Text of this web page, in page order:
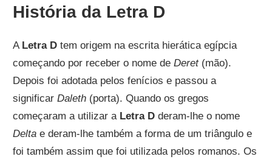
História da Letra D
A Letra D tem origem na escrita hierática egípcia
começando por receber o nome deDeret(mão).
Depois foi adotada pelos fenícios e passou a
significarDaleth (porta). Quando os gregos
começaram a utilizar a Letra D deram-lhe o nome
Delta e deram-lhe também a forma de um triângulo e
foi também assim que foi utilizada pelos romanos. Os